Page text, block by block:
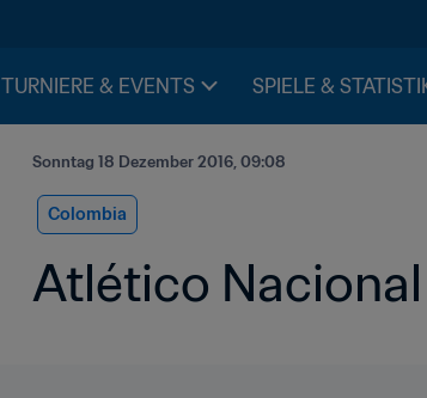
TURNIERE & EVENTS SPIELE &
Sonntag 18 Dezember 2016, 09:08
Colombia
Atlético